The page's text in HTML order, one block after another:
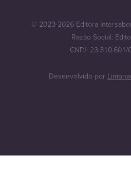
© 2023-2026 Editora
Razão Social:
CNPJ:
Desenvolvido por